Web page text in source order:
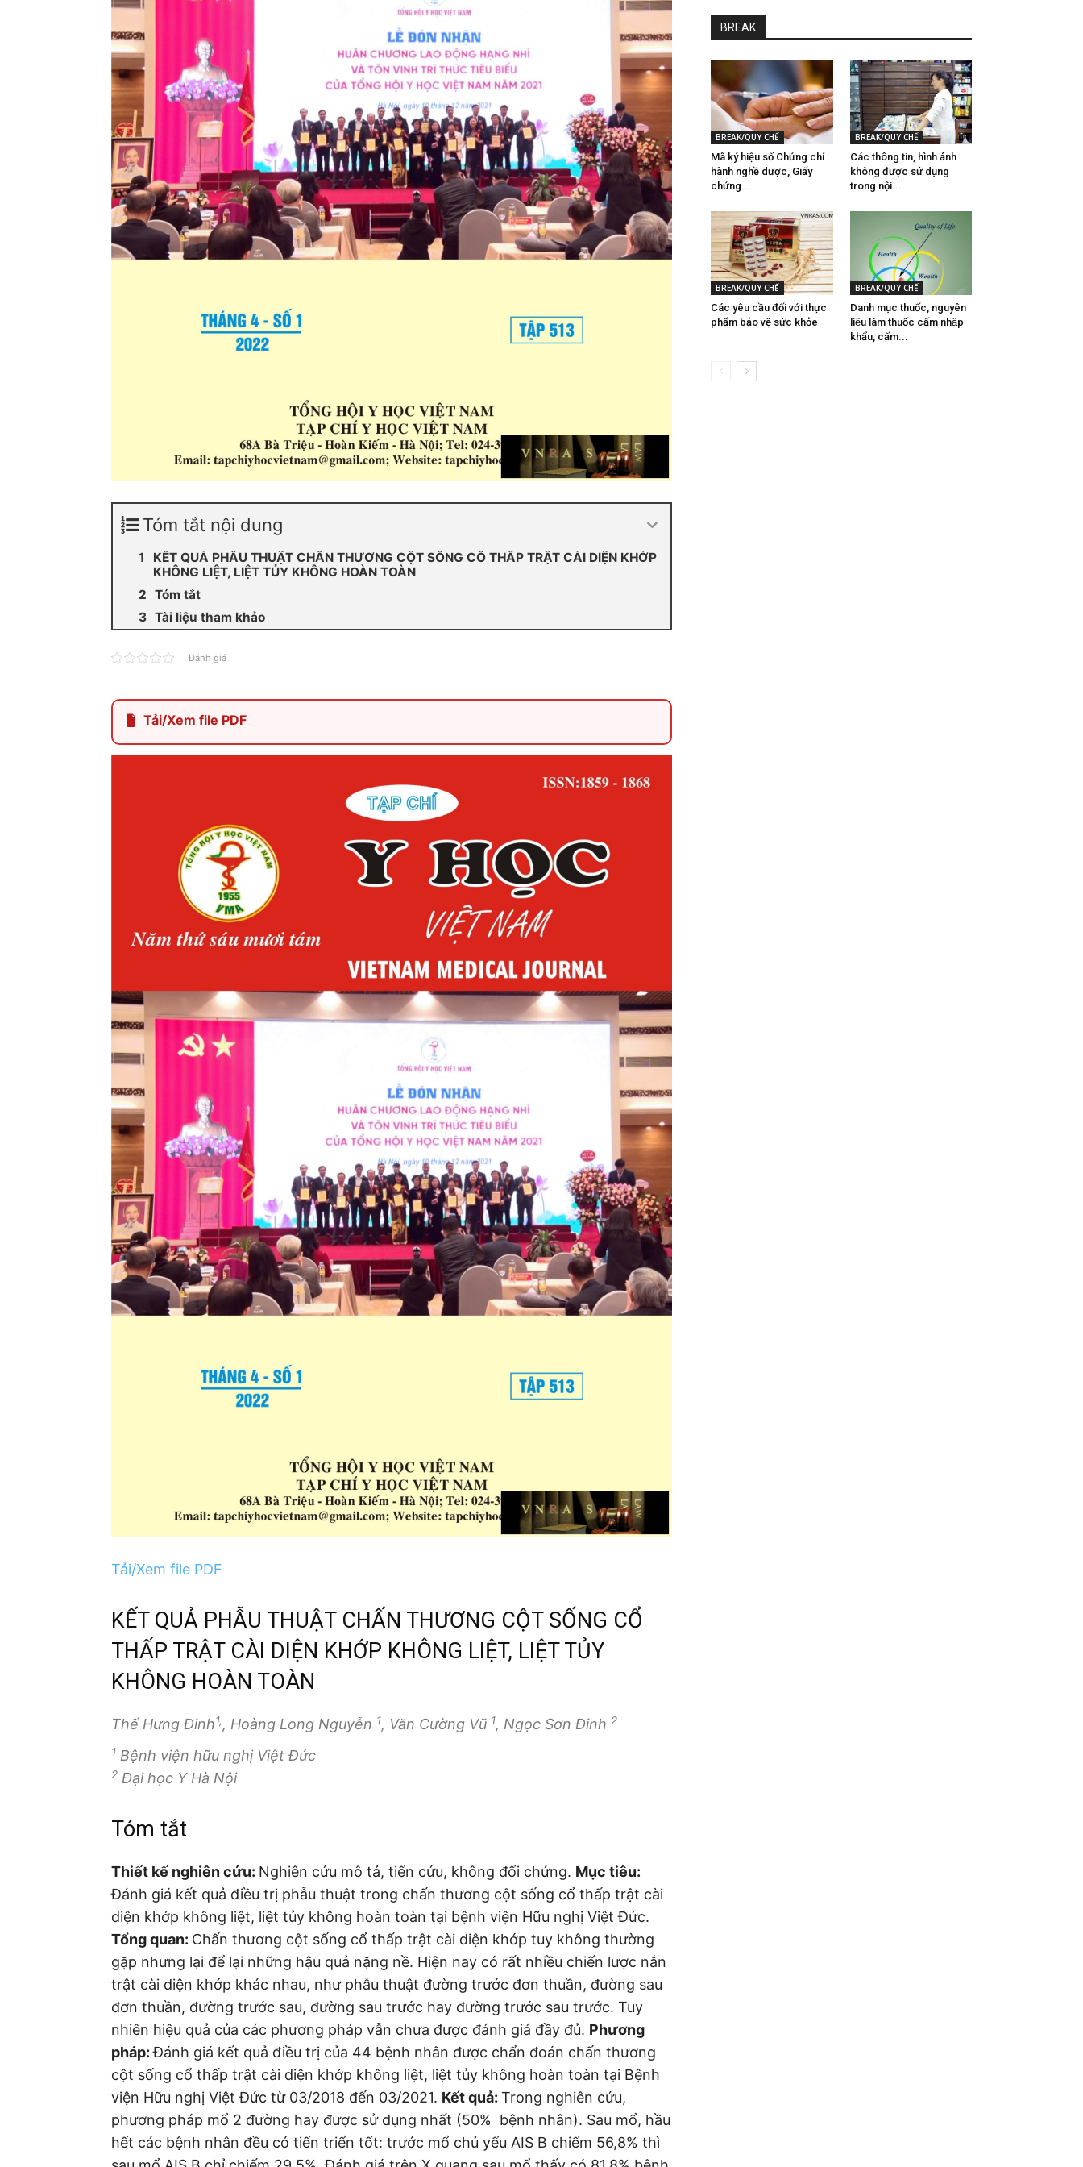
Tóm tắt nội dung
KẾT QUẢ PHẪU THUẬT CHẤN THƯƠNG CỘT SỐNG CỔ THẤP TRẬT CÀI DIỆN KHỚP
KHÔNG LIỆT, LIỆT TỦY KHÔNG HOÀN TOÀN
Tóm tắt
Tài liệu tham khảo
Đánh giá
Tải/Xem file PDF
Tải/Xem file PDF
KẾT QUẢ PHẪU THUẬT CHẤN THƯƠNG CỘT SỐNG CỔ
THẤP TRẬT CÀI DIỆN KHỚP KHÔNG LIỆT, LIỆT TỦY
KHÔNG HOÀN TOÀN
Thế Hưng Đinh1,, Hoàng Long Nguyễn 1, Văn Cường Vũ 1, Ngọc Sơn Đinh 2
1 Bệnh viện hữu nghị Việt Đức
2 Đại học Y Hà Nội
Tóm tắt
Thiết kế nghiên cứu: Nghiên cứu mô tả, tiến cứu, không đối chứng. Mục tiêu:
Đánh giá kết quả điều trị phẫu thuật trong chấn thương cột sống cổ thấp trật cài
diện khớp không liệt, liệt tủy không hoàn toàn tại bệnh viện Hữu nghị Việt Đức.
Tổng quan: Chấn thương cột sống cổ thấp trật cài diện khớp tuy không thường
gặp nhưng lại để lại những hậu quả nặng nề. Hiện nay có rất nhiều chiến lược nắn
trật cài diện khớp khác nhau, như phẫu thuật đường trước đơn thuần, đường sau
đơn thuần, đường trước sau, đường sau trước hay đường trước sau trước. Tuy
nhiên hiệu quả của các phương pháp vẫn chưa được đánh giá đầy đủ. Phương
pháp:Đánh giá kết quả điều trị của 44 bệnh nhân được chẩn đoán chấn thương
cột sống cổ thấp trật cài diện khớp không liệt, liệt tủy không hoàn toàn tại Bệnh
viện Hữu nghị Việt Đức từ 03/2018 đến 03/2021. Kết quả: Trong nghiên cứu,
phương pháp mổ 2 đường hay được sử dụng nhất (50% bệnh nhân). Sau mổ, hầu
hết các bệnh nhân đều có tiến triển tốt: trước mổ chủ yếu AIS B chiếm 56,8% thì
BREAK
BREAK/QUY CHẾ
Mã ký hiệu số Chứng chỉ
hành nghề dược, Giấy
chứng...
BREAK/QUY CHẾ
Các thông tin, hình ảnh
không được sử dụng
trong nội...
BREAK/QUY CHẾ
Các yêu cầu đối với thực
phẩm bảo vệ sức khỏe
BREAK/QUY CHẾ
Danh mục thuốc, nguyên
liệu làm thuốc cấm nhập
khẩu, cấm...